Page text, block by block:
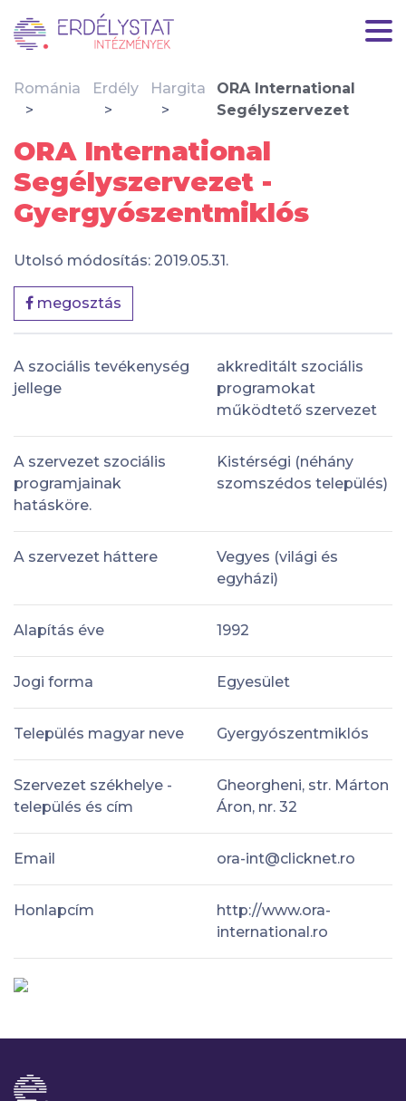
Románia Erdély Hargita
ORA International
Segélyszervezet
ORA International
Segélyszervezet -
Gyergyószentmiklós
Utolsó módosítás: 2019.05.31.
megosztás
A szociális tevékenység
jellege
akkreditált szociális
programokat
működtető szervezet
A szervezet szociális
programjainak
hatásköre.
Kistérségi (néhány
szomszédos település)
A szervezet háttere
Vegyes (világi és
egyházi)
Alapítás éve 1992
Jogi forma Egyesület
Település magyar neve Gyergyószentmiklós
Szervezet székhelye -
település és cím
Gheorgheni, str. Márton
Áron, nr. 32
Email ora-int@clicknet.ro
Honlapcím
http://www.ora-
international.ro